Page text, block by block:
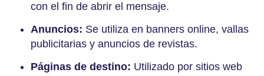
con el fin de abrir el mensaje.
Anuncios: Se utiliza en banners online, vallas
publicitarias y anuncios de revistas.
Páginas de destino: Utilizado por sitios web